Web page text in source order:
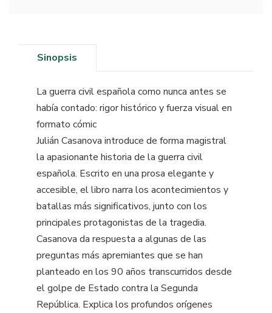
Sinopsis
La guerra civil española como nunca antes se
había contado: rigor histórico y fuerza visual en
formato cómic
Julián Casanova introduce de forma magistral
la apasionante historia de la guerra civil
española. Escrito en una prosa elegante y
accesible, el libro narra los acontecimientos y
batallas más significativos, junto con los
principales protagonistas de la tragedia.
Casanova da respuesta a algunas de las
preguntas más apremiantes que se han
planteado en los 90 años transcurridos desde
el golpe de Estado contra la Segunda
República. Explica los profundos orígenes